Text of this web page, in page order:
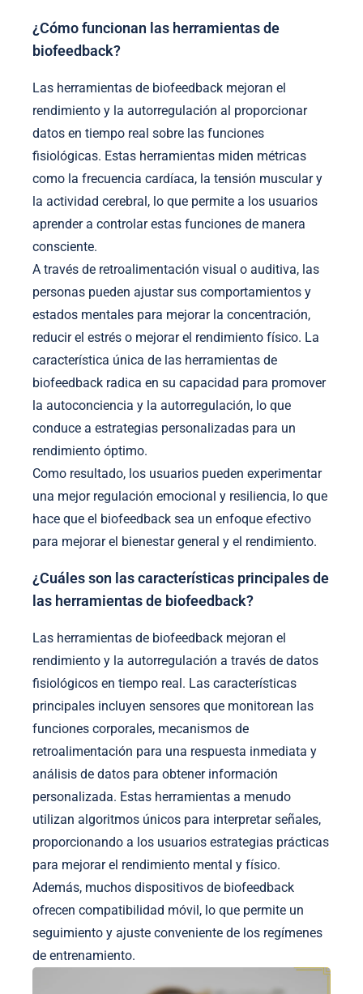
¿Cómo funcionan las herramientas de
biofeedback?
Las herramientas de biofeedback mejoran el
rendimiento y la autorregulación al proporcionar
datos en tiempo real sobre las funciones
fisiológicas. Estas herramientas miden métricas
como la frecuencia cardíaca, la tensión muscular y
la actividad cerebral, lo que permite a los usuarios
aprender a controlar estas funciones de manera
consciente.
A través de retroalimentación visual o auditiva, las
personas pueden ajustar sus comportamientos y
estados mentales para mejorar la concentración,
reducir el estrés o mejorar el rendimiento físico. La
característica única de las herramientas de
biofeedback radica en su capacidad para promover
la autoconciencia y la autorregulación, lo que
conduce a estrategias personalizadas para un
rendimiento óptimo.
Como resultado, los usuarios pueden experimentar
una mejor regulación emocional y resiliencia, lo que
hace que el biofeedback sea un enfoque efectivo
para mejorar el bienestar general y el rendimiento.
¿Cuáles son las características principales de
las herramientas de biofeedback?
Las herramientas de biofeedback mejoran el
rendimiento y la autorregulación a través de datos
fisiológicos en tiempo real. Las características
principales incluyen sensores que monitorean las
funciones corporales, mecanismos de
retroalimentación para una respuesta inmediata y
análisis de datos para obtener información
personalizada. Estas herramientas a menudo
utilizan algoritmos únicos para interpretar señales,
proporcionando a los usuarios estrategias prácticas
para mejorar el rendimiento mental y físico.
Además, muchos dispositivos de biofeedback
ofrecen compatibilidad móvil, lo que permite un
seguimiento y ajuste conveniente de los regímenes
de entrenamiento.